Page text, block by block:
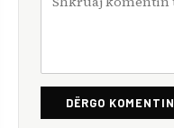
DËRGO KOMENTIN